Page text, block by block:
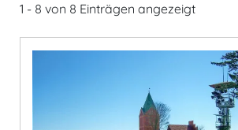
1 - 8 von 8 Einträgen angezeigt